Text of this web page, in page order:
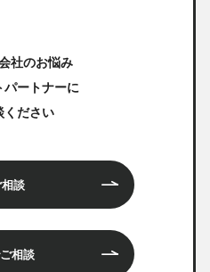
社のお悩み
パートナーに
ください
相談
相談